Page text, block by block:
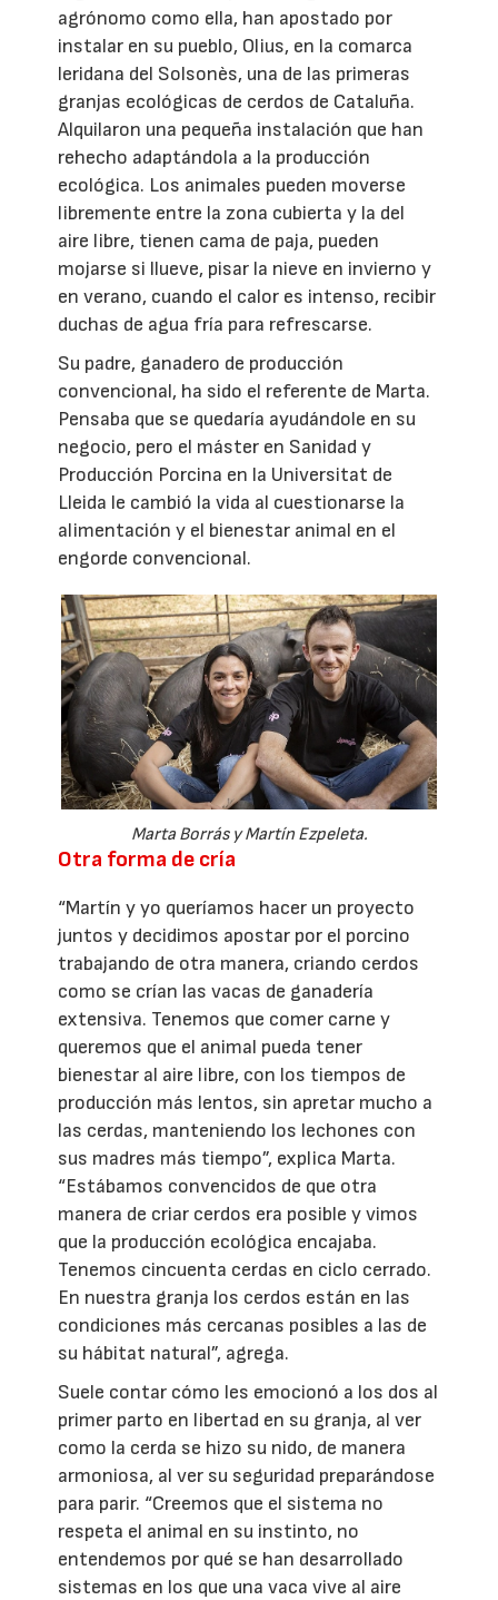
agrónomo como ella, han apostado por
instalar en su pueblo, Olius, en la comarca
leridana del Solsonès, una de las primeras
granjas ecológicas de cerdos de Cataluña.
Alquilaron una pequeña instalación que han
rehecho adaptándola a la producción
ecológica. Los animales pueden moverse
libremente entre la zona cubierta y la del
aire libre, tienen cama de paja, pueden
mojarse si llueve, pisar la nieve en invierno y
en verano, cuando el calor es intenso, recibir
duchas de agua fría para refrescarse.
Su padre, ganadero de producción
convencional, ha sido el referente de Marta.
Pensaba que se quedaría ayudándole en su
negocio, pero el máster en Sanidad y
Producción Porcina en la Universitat de
Lleida le cambió la vida al cuestionarse la
alimentación y el bienestar animal en el
engorde convencional.
Marta Borrás y Martín Ezpeleta.
Otra forma de cría
“Martín y yo queríamos hacer un proyecto
juntos y decidimos apostar por el porcino
trabajando de otra manera, criando cerdos
como se crían las vacas de ganadería
extensiva. Tenemos que comer carne y
queremos que el animal pueda tener
bienestar al aire libre, con los tiempos de
producción más lentos, sin apretar mucho a
las cerdas, manteniendo los lechones con
sus madres más tiempo”, explica Marta.
“Estábamos convencidos de que otra
manera de criar cerdos era posible y vimos
que la producción ecológica encajaba.
Tenemos cincuenta cerdas en ciclo cerrado.
En nuestra granja los cerdos están en las
condiciones más cercanas posibles a las de
su hábitat natural”, agrega.
Suele contar cómo les emocionó a los dos al
primer parto en libertad en su granja, al ver
como la cerda se hizo su nido, de manera
armoniosa, al ver su seguridad preparándose
para parir. “Creemos que el sistema no
respeta el animal en su instinto, no
entendemos por qué se han desarrollado
sistemas en los que una vaca vive al aire